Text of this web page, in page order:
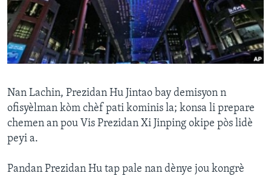
Languages
Nan Lachin, Prezidan Hu Jintao bay demisyon n
ofisyèlman kòm chèf pati kominis la; konsa li prepare
chemen an pou Vis Prezidan Xi Jinping okipe pòs lidè
peyi a.
Pandan Prezidan Hu tap pale nan dènye jou kongrè